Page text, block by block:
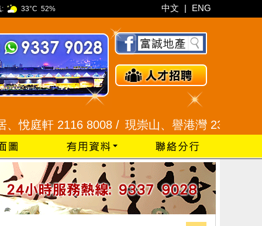
: 33°C 52% 中文 | ENG
軒 2116 8008 /現崇山、譽港灣 2345 9926 /